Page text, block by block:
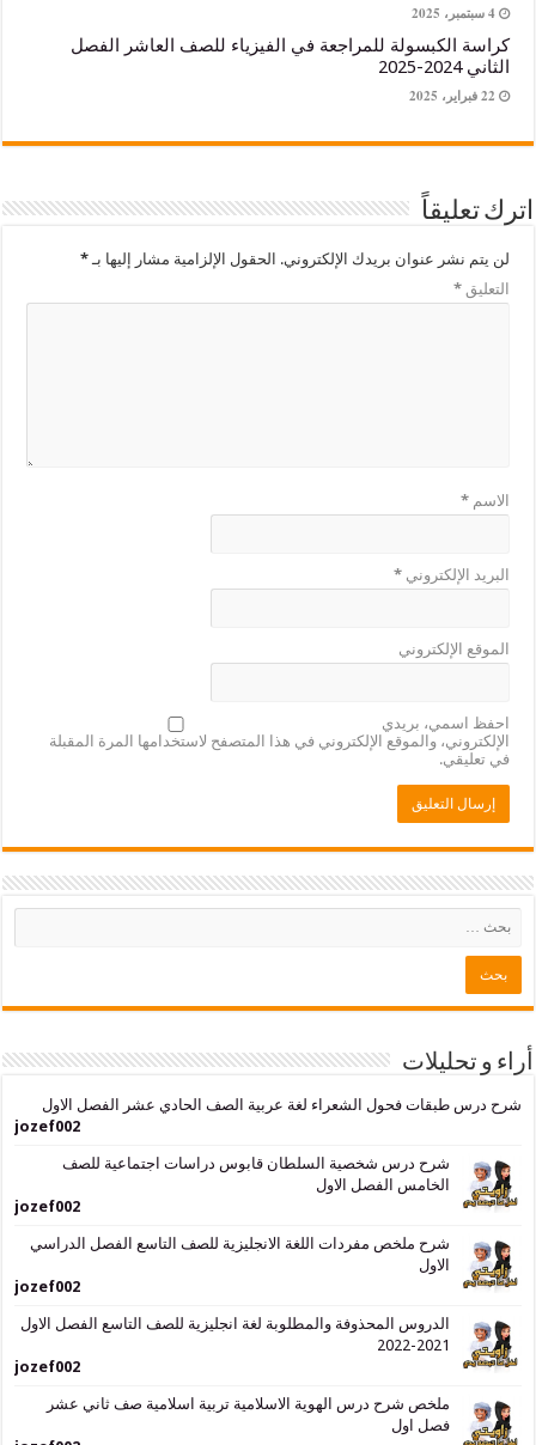
للمراجعة في الفيزياء للصف العاشر الفصل
عنوان بريدك الإلكتروني. الحقول الإلزامية مشار إليها بـ*
*
بريدي
والموقع الإلكتروني في هذا المتصفح لاستخدامها المرة المقبلة
فحول الشعراء لغة عربية الصف الحادي عشر الفصل الاول
شرح درس شخصية السلطان قابوس دراسات اجتماعية للصف
الخامس الفصل الاول
شرح ملخص مفردات اللغة الانجليزية للصف التاسع الفصل الدراسي
الاول
الدروس المحذوفة والمطلوبة لغة انجليزية للصف التاسع الفصل الاول
2021-2022
ملخص شرح درس الهوية الاسلامية تربية اسلامية صف ثاني عشر
فصل اول